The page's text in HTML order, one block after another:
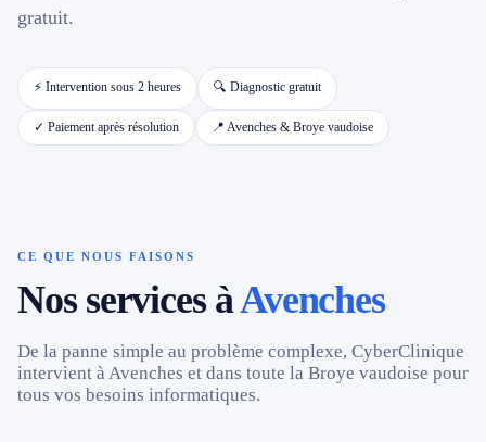
📱 Réparation téléphone par marque
📍 LOCALITÉS DESSERVIES
Broye 5
Jura & Plateau 4
gratuit.
⚡ Intervention sous 2 heures 🔍 Diagnostic gratuit
✓ Paiement après résolution 📍 Avenches & Broye vaudoise
CE QUE NOUS FAISONS
Nos services àAvenches
De la panne simple au problème complexe, CyberClinique
intervient à Avenches et dans toute la Broye vaudoise pour
tous vos besoins informatiques.